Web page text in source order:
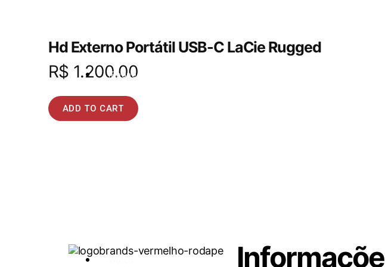
iPhone
Hd Externo Portátil USB-C LaCie Rugged
R$ 1.200.00
ADD TO CART
Informaçõe